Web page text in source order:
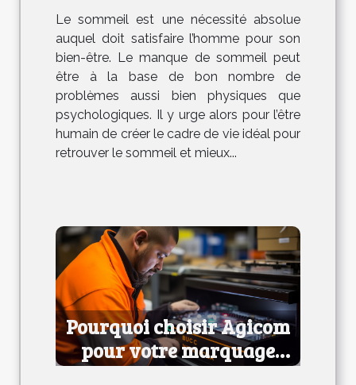
Le sommeil est une nécessité absolue
auquel doit satisfaire l’homme pour son
bien-être. Le manque de sommeil peut
être à la base de bon nombre de
problèmes aussi bien physiques que
psychologiques. Il y urge alors pour l’être
humain de créer le cadre de vie idéal pour
retrouver le sommeil et mieux...
Pourquoi choisir Agicom
pour votre marquage
industriel ?